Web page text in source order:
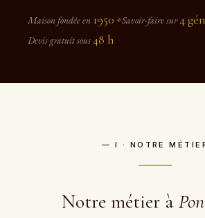
Maison fondée en 1950 ✦Savoir-faire sur4
Devis gratuit sous48 h
— I · NOTRE
Notre métier à